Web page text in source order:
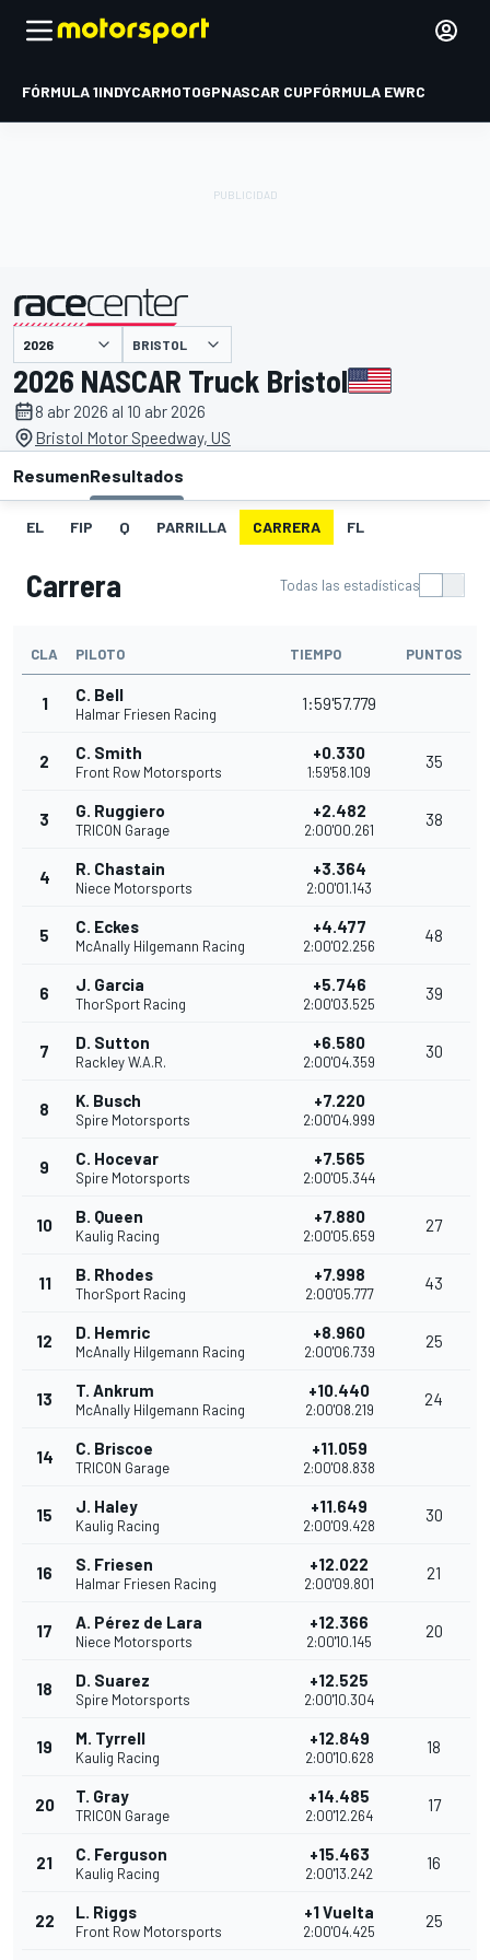
FÓRMULA 1INDYCARMOTOGPNASCAR CUPFÓRMULA EWRC
presentado por BRISTOL
2026 NASCAR Truck Bristol
8 abr 2026 al 10 abr 2026
Bristol Motor Speedway, US
ResumenResultados
EL FIP Q PARRILLA CARRERA FL
Carrera Todas las estadísticas
CLA PILOTO TIEMPO PUNTOS
1 C. Bell
Halmar Friesen Racing
1:59'57.779
2 C. Smith
Front Row Motorsports
+0.330
1:59'58.109
35
3 G. Ruggiero
TRICON Garage
+2.482
2:00'00.261
38
4 R. Chastain
Niece Motorsports
+3.364
2:00'01.143
5 C. Eckes
McAnally Hilgemann Racing
+4.477
2:00'02.256
48
6 J. Garcia
ThorSport Racing
+5.746
2:00'03.525
39
7 D. Sutton
Rackley W.A.R.
+6.580
2:00'04.359
30
8 K. Busch
Spire Motorsports
+7.220
2:00'04.999
9 C. Hocevar
Spire Motorsports
+7.565
2:00'05.344
10 B. Queen
Kaulig Racing
+7.880
2:00'05.659
27
11 B. Rhodes
ThorSport Racing
+7.998
2:00'05.777
43
12 D. Hemric
McAnally Hilgemann Racing
+8.960
2:00'06.739
25
13 T. Ankrum
McAnally Hilgemann Racing
+10.440
2:00'08.219
24
14 C. Briscoe
TRICON Garage
+11.059
2:00'08.838
15 J. Haley
Kaulig Racing
+11.649
2:00'09.428
30
16 S. Friesen
Halmar Friesen Racing
+12.022
2:00'09.801
21
17 A. Pérez de Lara
Niece Motorsports
+12.366
2:00'10.145
20
18 D. Suarez
Spire Motorsports
+12.525
2:00'10.304
19 M. Tyrrell
Kaulig Racing
+12.849
2:00'10.628
18
20 T. Gray
TRICON Garage
+14.485
2:00'12.264
17
21 C. Ferguson
Kaulig Racing
+15.463
2:00'13.242
16
22 L. Riggs
Front Row Motorsports
+1 Vuelta
2:00'04.425
25